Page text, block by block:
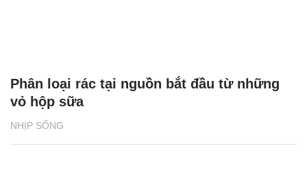
NHỊP SỐNG
Phân loại rác tại nguồn bắt đầu từ những
vỏ hộp sữa